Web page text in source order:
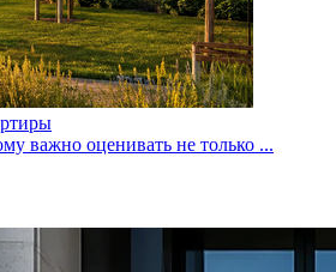
важно оценивать не только ...